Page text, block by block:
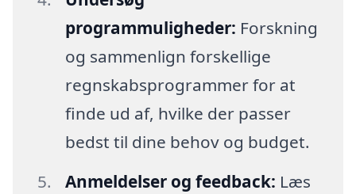
programmuligheder: Forskning
og sammenlign forskellige
regnskabsprogrammer for at
finde ud af, hvilke der passer
bedst til dine behov og budget.
Anmeldelser og feedback: Læs